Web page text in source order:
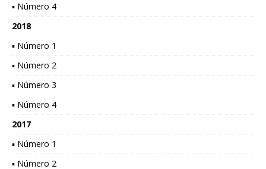
▪ Número 4
2018
▪ Número 1
▪ Número 2
▪ Número 3
▪ Número 4
2017
▪ Número 1
▪ Número 2